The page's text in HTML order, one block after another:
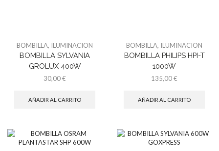
BOMBILLA, ILUMINACION
BOMBILLA SYLVANIA
GROLUX 400W
30,00€
AÑADIR AL CARRITO
BOMBILLA, ILUMINACION
BOMBILLA PHILIPS HPI-T
1000W
135,00€
AÑADIR AL CARRITO